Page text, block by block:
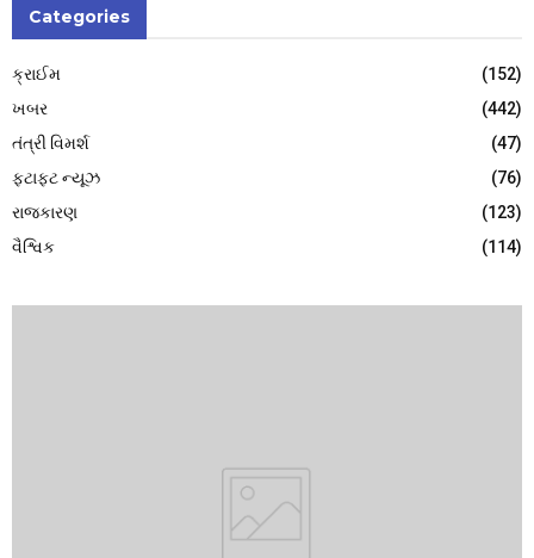
Categories
ક્રાઈમ
(152)
ખબર
(442)
તંત્રી વિમર્શ
(47)
ફટાફટ ન્યૂઝ
(76)
રાજકારણ
(123)
વૈશ્વિક
(114)